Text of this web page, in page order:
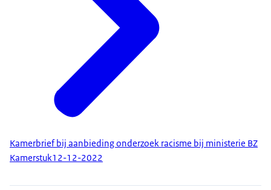
Kamerbrief bij aanbieding onderzoek racisme bij ministerie BZ
Kamerstuk12-12-2022